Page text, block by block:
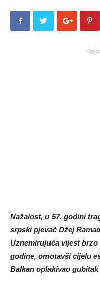
Nažalost, u 57. godini
srpski pjevač Džej
Uznemirujuća vijest
godine, omotavši cijelu
Balkan oplakivao